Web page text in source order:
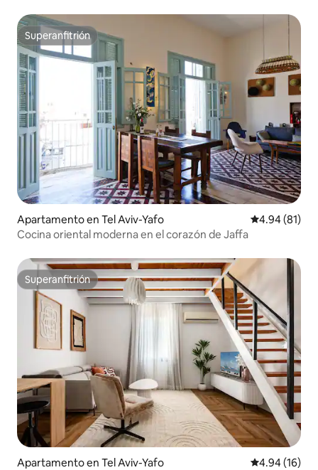
Superanfitrión
Superanfitrión
Apartamento en Tel Aviv-Yafo Calificación
4.94 (81)
Cocina oriental moderna en el corazón de Jaffa
Superanfitrión
Superanfitrión
Apartamento en Tel Aviv-Yafo Calificación
4.94 (16)